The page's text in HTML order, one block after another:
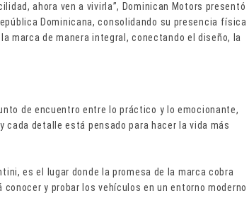
ahora ven a vivirla”, Dominican Motors presentó
Dominicana, consolidando su presencia física
marca de manera integral, conectando el diseño, la
de encuentro entre lo práctico y lo emocionante,
detalle está pensado para hacer la vida más
es el lugar donde la promesa de la marca cobra
y probar los vehículos en un entorno moderno